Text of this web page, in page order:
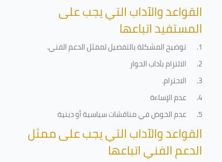
القواعد والآداب التي يجب على
المستفيد اتباعها
1. توضيح المشكلة بالتفصيل لممثل الدعم الفني.
2.
الالتزام بآداب الحوار
3.
الاحترام.
4.
عدم الإساءة
5.
عدم الخوض في مناقشات سياسية أو دينية
القواعد والآداب التي يجب على ممثل
الدعم الفني اتباعها